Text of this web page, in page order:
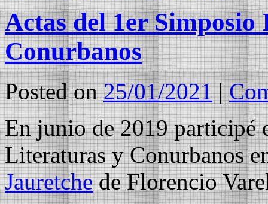
Actas del 1er
Conurbanos
Posted on 25/01/2021 |
En junio de 2019 participé
Literaturas y Conurbanos
Jauretchede Florencio